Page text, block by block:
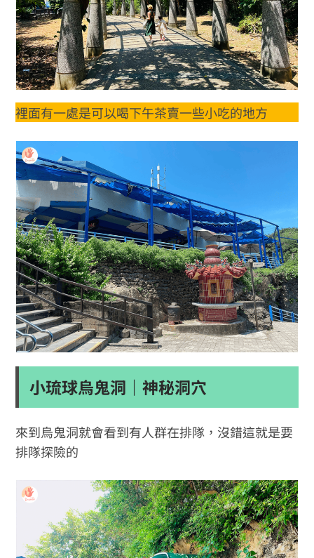
裡面有一處是可以喝下午茶賣一些小吃的地方
小琉球烏鬼洞｜神秘洞穴
來到烏鬼洞就會看到有人群在排隊，沒錯這就是要
排隊探險的